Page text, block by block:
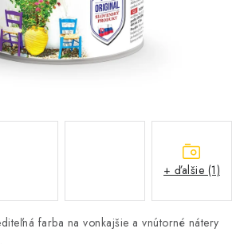
Podmienky ochrany osobných údajov
farba na vonkajšie a vnútorné nátery
+ ďalšie (1)